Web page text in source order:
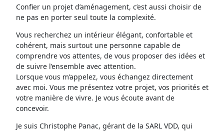
Confier un projet d’aménagement, c’est aussi choisir de
ne pas en porter seul toute la complexité.
Vous recherchez un intérieur élégant, confortable et
cohérent, mais surtout une personne capable de
comprendre vos attentes, de vous proposer des idées et
de suivre l’ensemble avec attention.
Lorsque vous m’appelez, vous échangez directement
avec moi. Vous me présentez votre projet, vos priorités et
votre manière de vivre. Je vous écoute avant de
concevoir.
Je suis Christophe Panac, gérant de la SARL VDD, qui